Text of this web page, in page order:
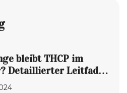
bleibt THCP im
Detaillierter Leitfaden
von THCP